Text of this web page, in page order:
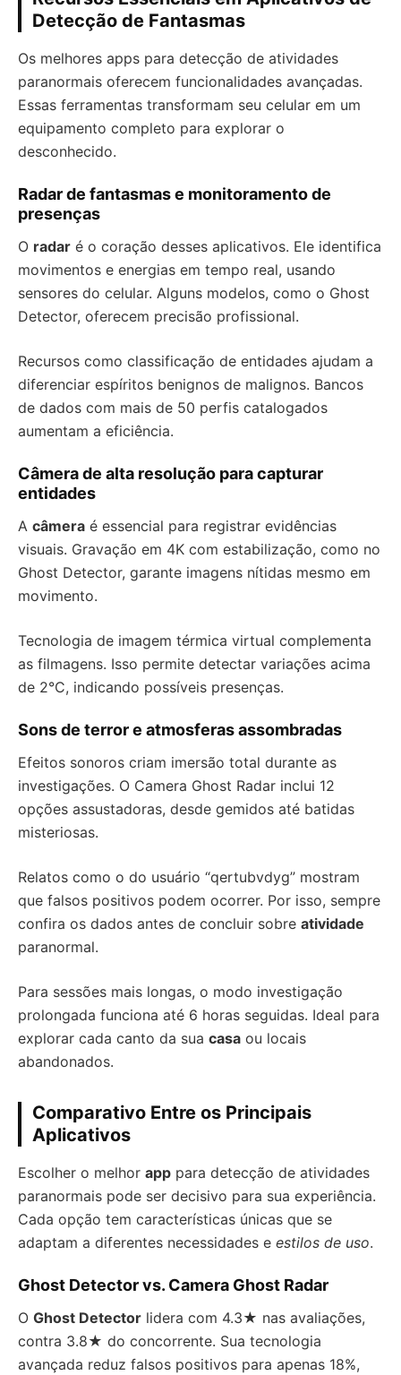
Detecção de Fantasmas
Os melhores apps para detecção de atividades
paranormais oferecem funcionalidades avançadas.
Essas ferramentas transformam seu celular em um
equipamento completo para explorar o
desconhecido.
Radar de fantasmas e monitoramento de
presenças
O radar é o coração desses aplicativos. Ele identifica
movimentos e energias em tempo real, usando
sensores do celular. Alguns modelos, como o Ghost
Detector, oferecem precisão profissional.
Recursos como classificação de entidades ajudam a
diferenciar espíritos benignos de malignos. Bancos
de dados com mais de 50 perfis catalogados
aumentam a eficiência.
Câmera de alta resolução para capturar
entidades
A câmera é essencial para registrar evidências
visuais. Gravação em 4K com estabilização, como no
Ghost Detector, garante imagens nítidas mesmo em
movimento.
Tecnologia de imagem térmica virtual complementa
as filmagens. Isso permite detectar variações acima
de 2°C, indicando possíveis presenças.
Sons de terror e atmosferas assombradas
Efeitos sonoros criam imersão total durante as
investigações. O Camera Ghost Radar inclui 12
opções assustadoras, desde gemidos até batidas
misteriosas.
Relatos como o do usuário “qertubvdyg” mostram
que falsos positivos podem ocorrer. Por isso, sempre
confira os dados antes de concluir sobre atividade
paranormal.
Para sessões mais longas, o modo investigação
prolongada funciona até 6 horas seguidas. Ideal para
explorar cada canto da sua casa ou locais
abandonados.
Comparativo Entre os Principais
Aplicativos
Escolher o melhor app para detecção de atividades
paranormais pode ser decisivo para sua experiência.
Cada opção tem características únicas que se
adaptam a diferentes necessidades e estilos de uso.
Ghost Detector vs. Camera Ghost Radar
O Ghost Detector lidera com 4.3★ nas avaliações,
contra 3.8★ do concorrente. Sua tecnologia
avançada reduz falsos positivos para apenas 18%,